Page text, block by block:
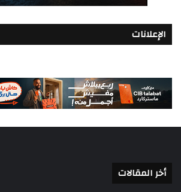
الإعلانات
أخر المقالات